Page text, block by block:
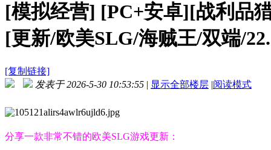
[模拟经营] [PC+安卓][战利品
[更新/欧美SLG/海贼王/双端/
[复制链接]
发表于 2026-5-30 10:53:55 | 显示全部楼层 |阅读模式
分享一款非常不错的欧美SLG游戏更新：